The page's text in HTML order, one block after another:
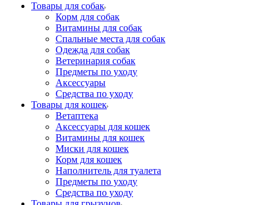
Товары для собак
Корм для собак
Витамины для собак
Спальные места для собак
Одежда для собак
Ветеринария собак
Предметы по уходу
Аксессуары
Средства по уходу
Товары для кошек
Ветаптека
Аксессуары для кошек
Витамины для кошек
Миски для кошек
Корм для кошек
Наполнитель для туалета
Предметы по уходу
Средства по уходу